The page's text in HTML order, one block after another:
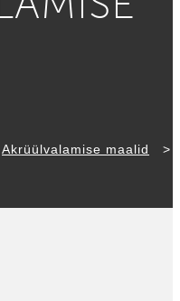
Akrüül­valamise maalid
>